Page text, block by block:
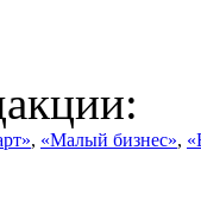
, «Малый бизнес»,